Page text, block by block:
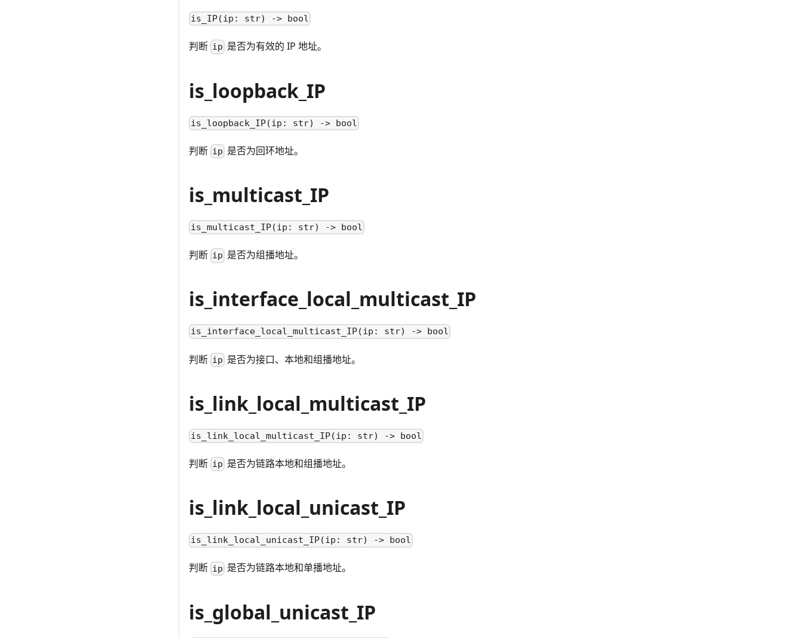
is_IP(ip: str) -> bool
判断 ip 是否为有效的 IP 地址。
is_loopback_IP
is_loopback_IP(ip: str) -> bool
判断 ip 是否为回环地址。
is_multicast_IP
is_multicast_IP(ip: str) -> bool
判断 ip 是否为组播地址。
is_interface_local_multicast_IP
is_interface_local_multicast_IP(ip: str) -> bool
判断 ip 是否为接口、本地和组播地址。
is_link_local_multicast_IP
is_link_local_multicast_IP(ip: str) -> bool
判断 ip 是否为链路本地和组播地址。
is_link_local_unicast_IP
is_link_local_unicast_IP(ip: str) -> bool
判断 ip 是否为链路本地和单播地址。
is_global_unicast_IP